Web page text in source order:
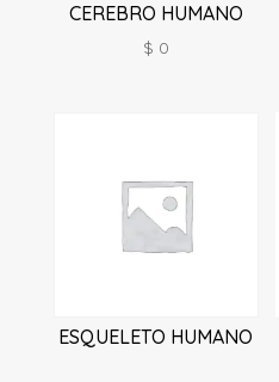
CEREBRO HUMANO
$ 0
ESQUELETO HUMANO